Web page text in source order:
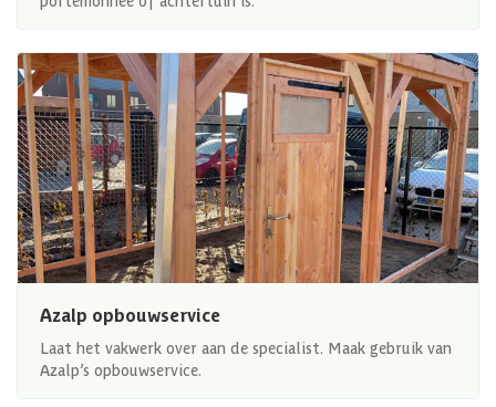
Azalp opbouwservice
Laat het vakwerk over aan de specialist. Maak gebruik van
Azalp’s opbouwservice.